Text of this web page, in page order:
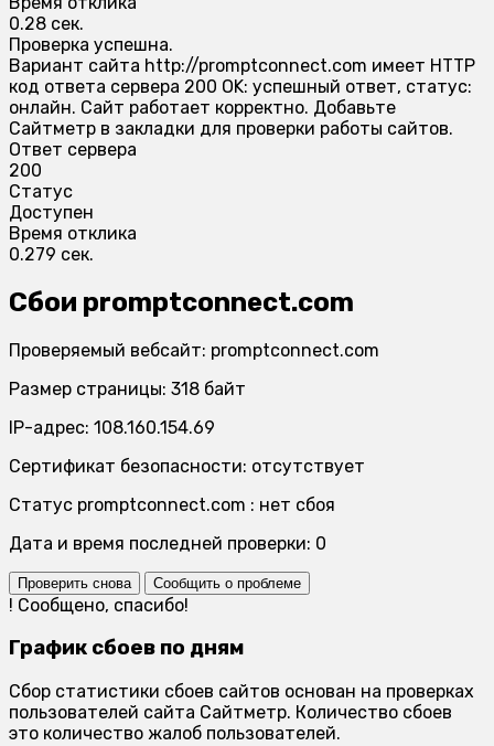
0.28 сек.
Проверка успешна.
Вариант сайта http://promptconnect.com имеет HTTP
код ответа сервера 200 OK: успешный ответ, статус:
онлайн. Сайт работает корректно. Добавьте
Сайтметр в закладки для проверки работы сайтов.
Ответ сервера
200
Статус
Доступен
Время отклика
0.279 сек.
Сбои promptconnect.com
Проверяемый вебсайт: promptconnect.com
Размер страницы: 318 байт
IP-адрес: 108.160.154.69
Сертификат безопасности: отсутствует
Статус promptconnect.com : нет сбоя
Дата и время последней проверки: 0
Проверить снова Сообщить о проблеме
! Сообщено, спасибо!
График сбоев по дням
Сбор статистики сбоев сайтов основан на проверках
пользователей сайта Сайтметр. Количество сбоев
это количество жалоб пользователей.